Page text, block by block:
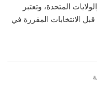
المتحدة، وتعتبر
الانتخابات المقررة في